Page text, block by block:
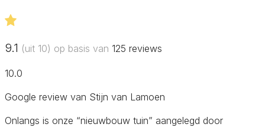
9.1 (uit 10) op basis van 125 reviews
10.0
Google review van Stijn van Lamoen
Onlangs is onze “nieuwbouw tuin” aangelegd door